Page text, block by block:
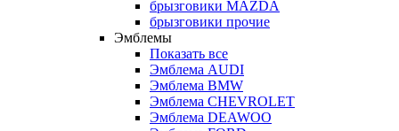
брызговики MAZDA
брызговики прочие
Эмблемы
Показать все
Эмблема AUDI
Эмблема BMW
Эмблема CHEVROLET
Эмблема DEAWOO